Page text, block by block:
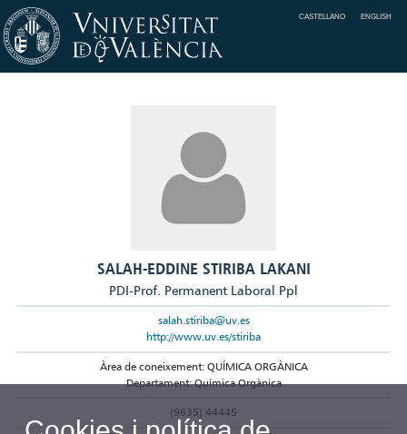
CASTELLANO ENGLISH
SALAH-EDDINE STIRIBA LAKANI
PDI-Prof. Permanent Laboral Ppl
salah.stiriba@uv.es
http://www.uv.es/stiriba
Àrea de coneixement: QUÍMICA ORGÀNICA
Departament: Química Orgànica
(9635) 44445